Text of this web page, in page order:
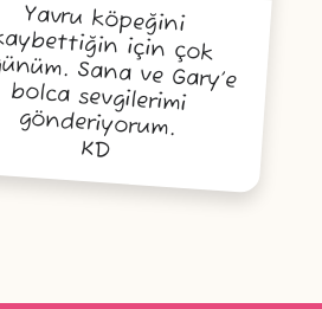
Yavru köpeğini
kaybettiğin için çok
üzgünüm. Sana ve Gary’e
bolca sevgilerimi
gönderiyorum.
KD